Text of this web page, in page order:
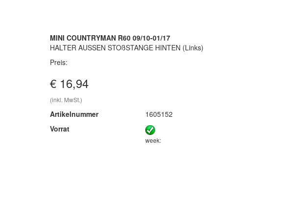
MINI COUNTRYMAN R60 09/10-01/17
HALTER AUSSEN STOßSTANGE HINTEN (Links)
Preis:
€ 16,94
(inkl. MwSt.)
Artikelnummer
1605152
Vorrat
week: